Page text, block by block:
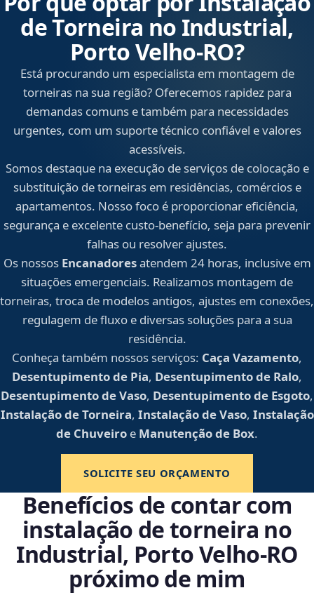
de Torneira no Industrial,
Porto Velho‑RO?
Está procurando um especialista em montagem de
torneiras na sua região? Oferecemos rapidez para
demandas comuns e também para necessidades
urgentes, com um suporte técnico confiável e valores
acessíveis.
Somos destaque na execução de serviços de colocação e
substituição de torneiras em residências, comércios e
apartamentos. Nosso foco é proporcionar eficiência,
segurança e excelente custo-benefício, seja para prevenir
falhas ou resolver ajustes.
Os nossos Encanadoresatendem 24 horas, inclusive em
situações emergenciais. Realizamos montagem de
torneiras, troca de modelos antigos, ajustes em conexões,
regulagem de fluxo e diversas soluções para a sua
residência.
Conheça também nossos serviços: Caça Vazamento,
Desentupimento de Pia, Desentupimento de Ralo,
Desentupimento de Vaso, Desentupimento de Esgoto,
Instalação de Torneira, Instalação de Vaso, Instalação
de Chuveiro e Manutenção de Box.
SOLICITE SEU ORÇAMENTO
Benefícios de contar com
instalação de torneira no
Industrial, Porto Velho‑RO
próximo de mim